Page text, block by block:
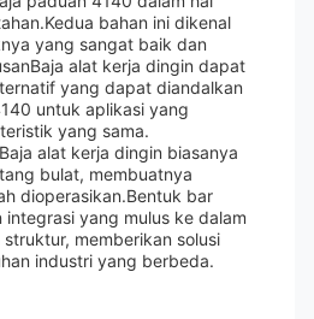
bahan ini dikenal
yang sangat baik dan
alat kerja dingin dapat
yang dapat diandalkan
untuk aplikasi yang
yang sama.
alat kerja dingin biasanya
bulat, membuatnya
dioperasikan.Bentuk bar
yang mulus ke dalam
memberikan solusi
industri yang berbeda.